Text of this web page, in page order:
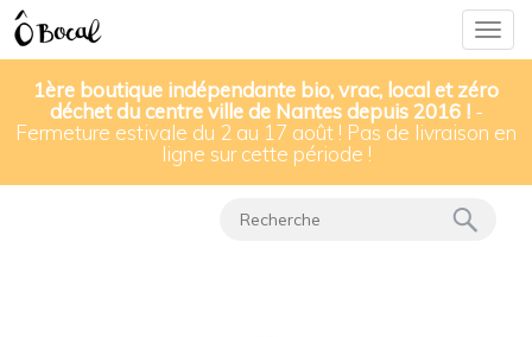
1ère boutique indépendante bio, vrac, local et zéro
déchet du centre ville de Nantes depuis 2016 ! -
Fermeture estivale du 2 au 17 août ! Pas de livraison en
ligne sur cette période !
▸ Locations
▸
Bonbonne en verre de 12L